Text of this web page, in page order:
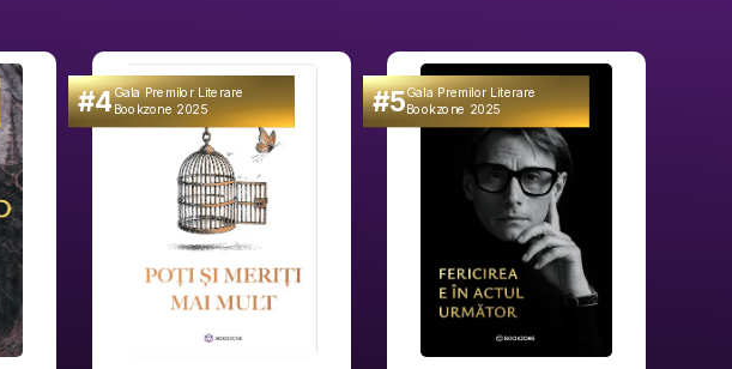
#4Gala Premilor Literare
Bookzone 2025 #5Gala Premilor Literare
Bookzone 2025